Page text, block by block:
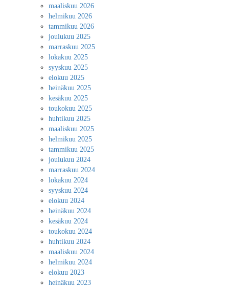
maaliskuu 2026
helmikuu 2026
tammikuu 2026
joulukuu 2025
marraskuu 2025
lokakuu 2025
syyskuu 2025
elokuu 2025
heinäkuu 2025
kesäkuu 2025
toukokuu 2025
huhtikuu 2025
maaliskuu 2025
helmikuu 2025
tammikuu 2025
joulukuu 2024
marraskuu 2024
lokakuu 2024
syyskuu 2024
elokuu 2024
heinäkuu 2024
kesäkuu 2024
toukokuu 2024
huhtikuu 2024
maaliskuu 2024
helmikuu 2024
elokuu 2023
heinäkuu 2023